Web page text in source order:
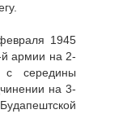
1945
й армии на 2-
середины
на 3-